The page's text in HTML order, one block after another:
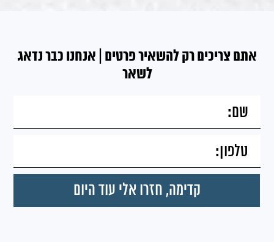
אתם צריכים רק להשאיר פרטים | אנחנו כבר נדאג
לשאר